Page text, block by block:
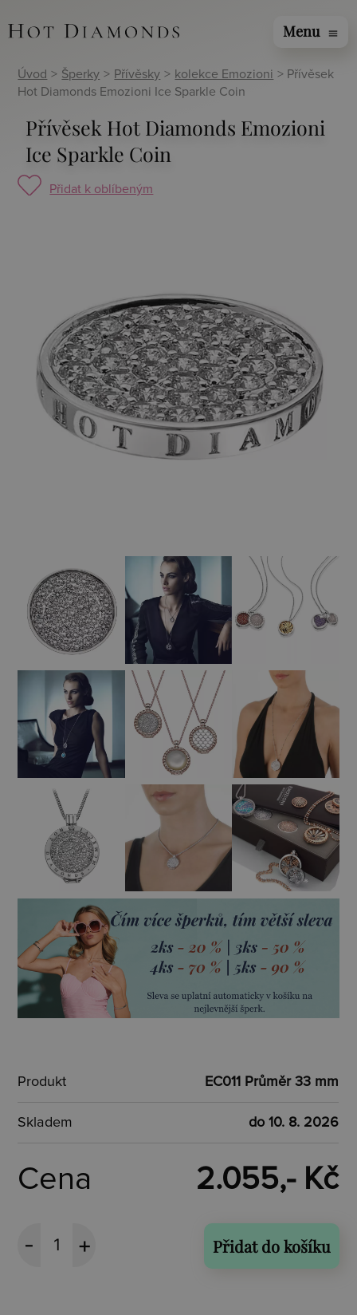
Menu menu
Úvod > Šperky > Přívěsky > kolekce Emozioni > Přívěsek
Hot Diamonds Emozioni Ice Sparkle Coin
Přívěsek Hot Diamonds Emozioni
Ice Sparkle Coin
Přidat k oblíbeným
Produkt EC011 Průměr 33 mm
Skladem do 10. 8. 2026
Cena 2.055,- Kč
Přidat do košíku